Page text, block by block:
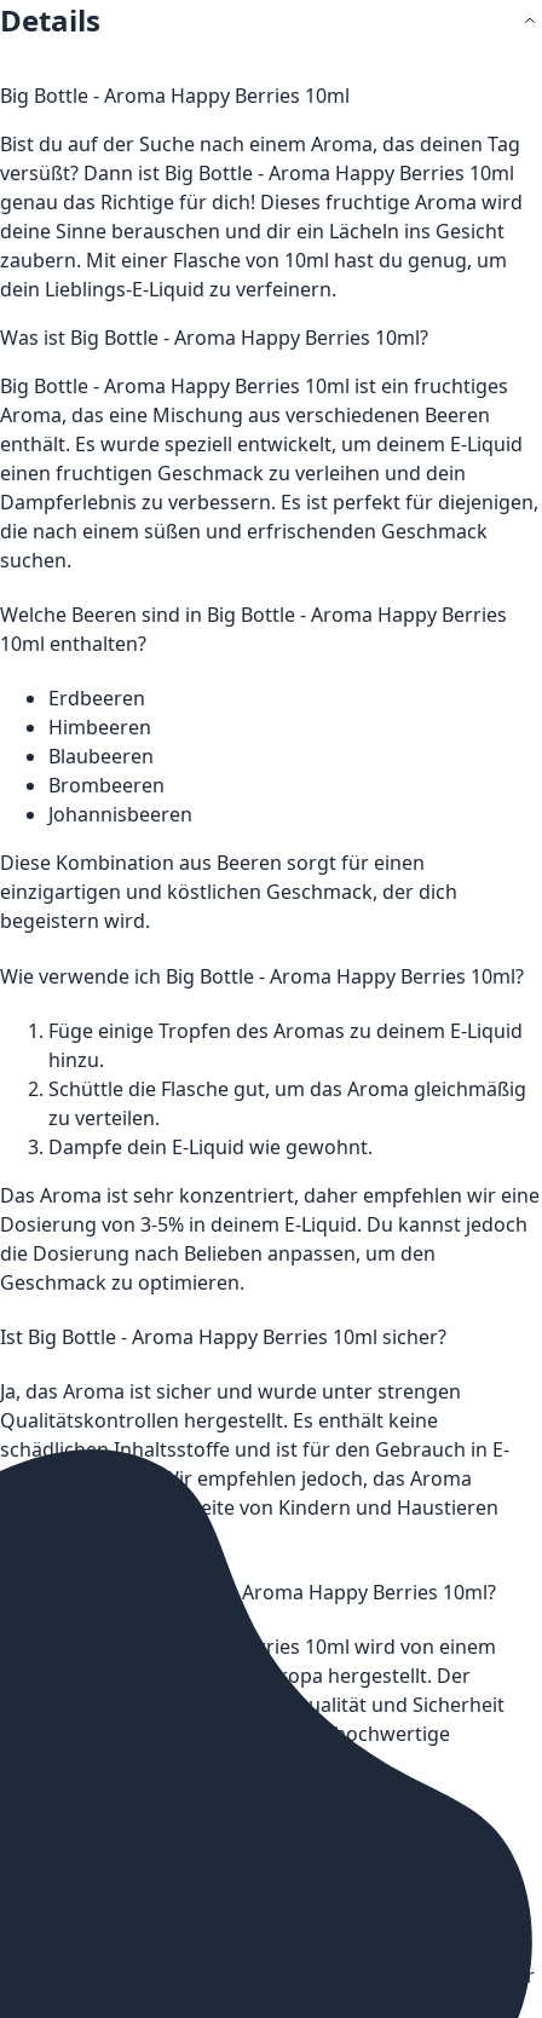
Details
Big Bottle - Aroma Happy Berries 10ml
Bist du auf der Suche nach einem Aroma, das deinen Tag
versüßt? Dann ist Big Bottle - Aroma Happy Berries 10ml
genau das Richtige für dich! Dieses fruchtige Aroma wird
deine Sinne berauschen und dir ein Lächeln ins Gesicht
zaubern. Mit einer Flasche von 10ml hast du genug, um
dein Lieblings-E-Liquid zu verfeinern.
Was ist Big Bottle - Aroma Happy Berries 10ml?
Big Bottle - Aroma Happy Berries 10ml ist ein fruchtiges
Aroma, das eine Mischung aus verschiedenen Beeren
enthält. Es wurde speziell entwickelt, um deinem E-Liquid
einen fruchtigen Geschmack zu verleihen und dein
Dampferlebnis zu verbessern. Es ist perfekt für diejenigen,
die nach einem süßen und erfrischenden Geschmack
suchen.
Welche Beeren sind in Big Bottle - Aroma Happy Berries
10ml enthalten?
Erdbeeren
Himbeeren
Blaubeeren
Brombeeren
Johannisbeeren
Diese Kombination aus Beeren sorgt für einen
einzigartigen und köstlichen Geschmack, der dich
begeistern wird.
Wie verwende ich Big Bottle - Aroma Happy Berries 10ml?
Füge einige Tropfen des Aromas zu deinem E-Liquid
hinzu.
Schüttle die Flasche gut, um das Aroma gleichmäßig
zu verteilen.
Dampfe dein E-Liquid wie gewohnt.
Das Aroma ist sehr konzentriert, daher empfehlen wir eine
Dosierung von 3-5% in deinem E-Liquid. Du kannst jedoch
die Dosierung nach Belieben anpassen, um den
Geschmack zu optimieren.
Ist Big Bottle - Aroma Happy Berries 10ml sicher?
Ja, das Aroma ist sicher und wurde unter strengen
Qualitätskontrollen hergestellt. Es enthält keine
schädlichen Inhaltsstoffe und ist für den Gebrauch in E-
Liquids geeignet. Wir empfehlen jedoch, das Aroma
außerhalb der Reichweite von Kindern und Haustieren
Woher kommt Big Bottle - Aroma Happy Berries 10ml?
Big Bottle - Aroma Happy Berries 10ml wird von einem
renommierten Hersteller in Europa hergestellt. Der
Hersteller legt großen Wert auf Qualität und Sicherheit
seiner Produkte und verwendet nur hochwertige
sicher und enthält keine schädlichen Inhaltsstoffe. Probier